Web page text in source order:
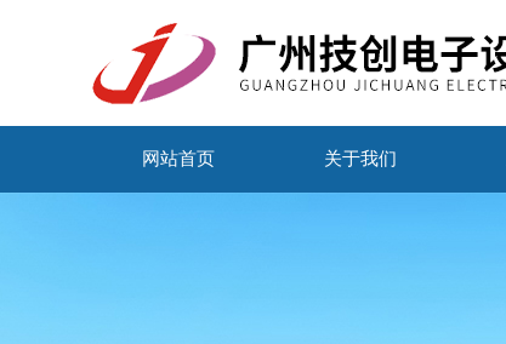
网站首页 关于我们